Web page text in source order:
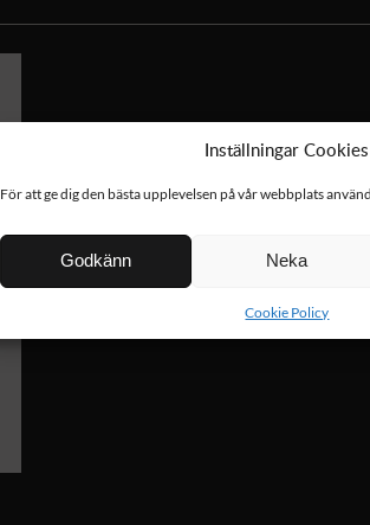
Inställningar Cookies
För att ge dig den bästa upplevelsen på vår webbplats
Godkänn Neka
Cookie Policy